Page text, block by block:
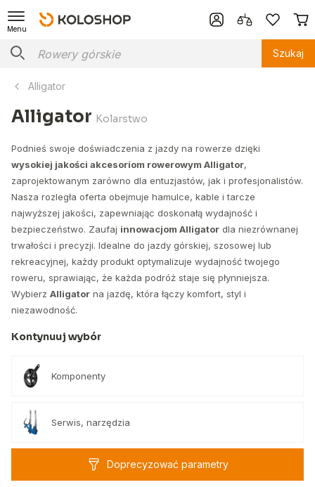
Menu
Szukaj
Alligator
Alligator Kolarstwo
Podnieś swoje doświadczenia z jazdy na rowerze dzięki
wysokiej jakości akcesoriom rowerowym Alligator,
zaprojektowanym zarówno dla entuzjastów, jak i profesjonalistów.
Nasza rozległa oferta obejmuje hamulce, kable i tarcze
najwyższej jakości, zapewniając doskonałą wydajność i
bezpieczeństwo. Zaufaj innowacjom Alligator dla niezrównanej
trwałości i precyzji. Idealne do jazdy górskiej, szosowej lub
rekreacyjnej, każdy produkt optymalizuje wydajność twojego
roweru, sprawiając, że każda podróż staje się płynniejsza.
Wybierz Alligator na jazdę, która łączy komfort, styl i
niezawodność.
Kontynuuj wybór
Komponenty
Serwis, narzędzia
Doprecyzować parametry